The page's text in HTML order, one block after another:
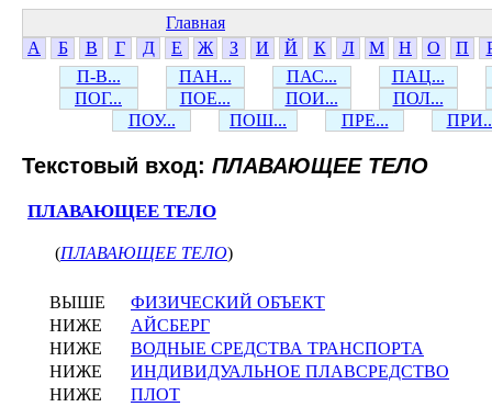
Главная
А
Б В Г Д Е Ж З И Й К Л М Н О П
П-В...
ПАН... ПАС...
ПАЦ...
ПОГ...
ПОЕ... ПОИ...
ПОЛ...
ПОУ...
ПОШ... ПРЕ...
Текстовый вход: ПЛАВАЮЩЕЕ ТЕЛО
ПЛАВАЮЩЕЕ ТЕЛО
(ПЛАВАЮЩЕЕ ТЕЛО)
ВЫШЕ
ФИЗИЧЕСКИЙ ОБЪЕКТ
НИЖЕ
АЙСБЕРГ
НИЖЕ
ВОДНЫЕ СРЕДСТВА ТРАНСПОРТА
НИЖЕ
ИНДИВИДУАЛЬНОЕ ПЛАВСРЕДСТВО
НИЖЕ
ПЛОТ